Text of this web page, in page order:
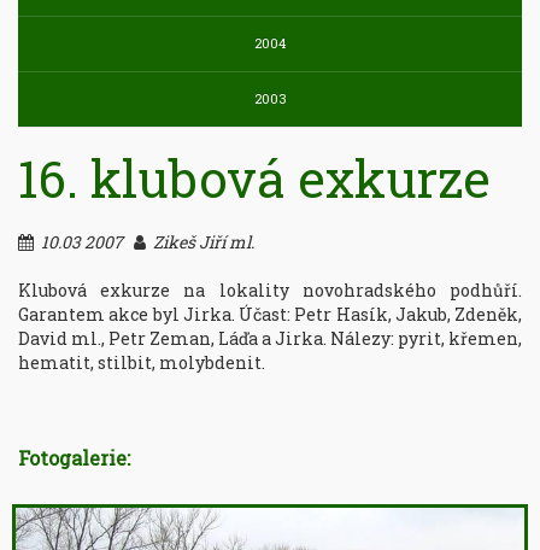
2004
2003
16. klubová exkurze
10.03 2007 Zikeš Jiří ml.
Klubová exkurze na lokality novohradského podhůří.
Garantem akce byl Jirka. Účast: Petr Hasík, Jakub, Zdeněk,
David ml., Petr Zeman, Láďa a Jirka. Nálezy: pyrit, křemen,
hematit, stilbit, molybdenit.
Fotogalerie: